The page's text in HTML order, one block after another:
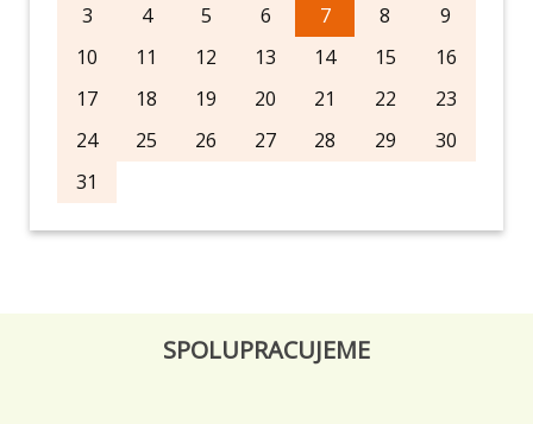
3
4 5 6 7 8
9
10
11 12 13 14 15
16
17
18 19 20 21 22
23
24
25 26 27 28 29
30
31
SPOLUPRACUJEME